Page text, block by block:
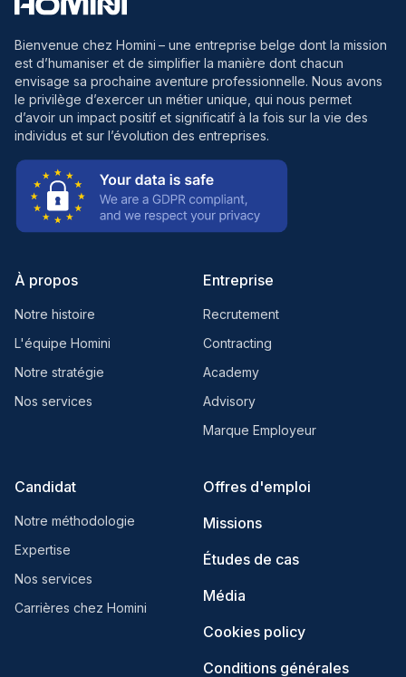
Bienvenue chez Homini – une entreprise belge dont la mission
est d’humaniser et de simplifier la manière dont chacun
envisage sa prochaine aventure professionnelle. Nous avons
le privilège d’exercer un métier unique, qui nous permet
d’avoir un impact positif et significatif à la fois sur la vie des
individus et sur l’évolution des entreprises.
À propos
Notre histoire
L'équipe Homini
Notre stratégie
Nos services
Entreprise
Recrutement
Contracting
Academy
Advisory
Marque Employeur
Candidat
Notre méthodologie
Expertise
Nos services
Carrières chez Homini
Offres d'emploi
Missions
Études de cas
Média
Cookies policy
Conditions générales